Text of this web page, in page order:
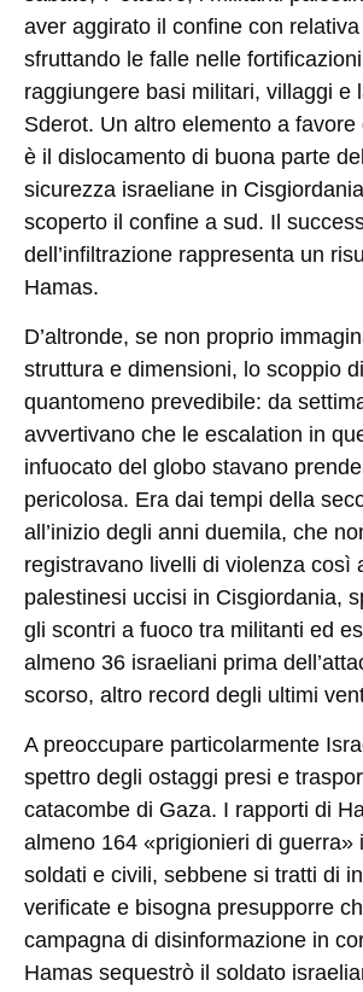
aver aggirato il confine con
sfruttando le falle nelle
raggiungere basi militari, villaggi e
Sderot. Un altro elemento a favore
è il dislocamento di buona parte
sicurezza israeliane in
scoperto il confine a sud. Il
dell’infiltrazione rappresenta un
Hamas.
D’altronde, se non proprio
struttura e dimensioni, lo scoppio
quantomeno prevedibile: da
avvertivano che le escalation in
infuocato del globo stavano
pericolosa. Era dai tempi della
all’inizio degli anni duemila, che
registravano livelli di violenza così
palestinesi uccisi in Cisgiordania,
gli scontri a fuoco tra militanti ed
almeno 36 israeliani prima
scorso, altro record degli ultimi
A preoccupare particolarmente
spettro degli ostaggi presi e
catacombe di Gaza. I rapporti di
almeno 164 «prigionieri di guerra»
soldati e civili, sebbene si tratti di
verificate e bisogna presupporre
campagna di disinformazione in
Hamas sequestrò il soldato